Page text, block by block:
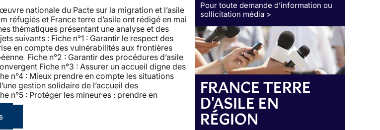
nationale du Pacte sur la migration et l’asile
réfugiés et France terre d’asile ont rédigé en mai
thématiques présentant une analyse et des
suivants : Fiche n°1 : Garantir le respect des
en compte des vulnérabilités aux frontières
Fiche n°2 : Garantir des procédures d’asile
Fiche n°3 : Assurer un accueil digne des
n°4 : Mieux prendre en compte les situations
gestion solidaire de l’accueil des
n°5 : Protéger les mineur·es : prendre en
Pour toute demande d’information ou
sollicitation média >
FRANCE TERRE
D'ASILE EN
RÉGION